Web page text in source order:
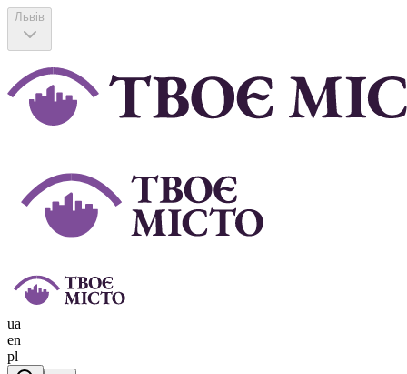
Львів
ua
en
pl